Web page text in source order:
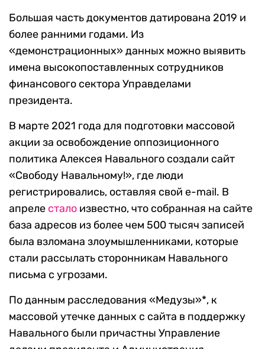
Большая часть документов датирована 2019 и
более ранними годами. Из
«демонстрационных» данных можно выявить
имена высокопоставленных сотрудников
финансового сектора Управделами
президента.
В марте 2021 года для подготовки массовой
акции за освобождение оппозиционного
политика Алексея Навального создали сайт
«Свободу Навальному!», где люди
регистрировались, оставляя свой e-mail. В
апреле стало известно, что собранная на сайте
база адресов из более чем 500 тысяч записей
была взломана злоумышленниками, которые
стали рассылать сторонникам Навального
письма с угрозами.
По данным расследования «Медузы»*, к
массовой утечке данных с сайта в поддержку
Навального были причастны Управление